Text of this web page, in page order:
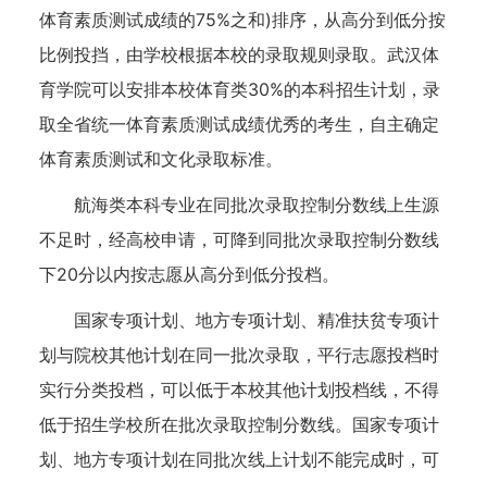
体育素质测试成绩的75%之和)排序，从高分到低分按
比例投挡，由学校根据本校的录取规则录取。武汉体
育学院可以安排本校体育类30%的本科招生计划，录
取全省统一体育素质测试成绩优秀的考生，自主确定
体育素质测试和文化录取标准。
航海类本科专业在同批次录取控制分数线上生源
不足时，经高校申请，可降到同批次录取控制分数线
下20分以内按志愿从高分到低分投档。
国家专项计划、地方专项计划、精准扶贫专项计
划与院校其他计划在同一批次录取，平行志愿投档时
实行分类投档，可以低于本校其他计划投档线，不得
低于招生学校所在批次录取控制分数线。国家专项计
划、地方专项计划在同批次线上计划不能完成时，可